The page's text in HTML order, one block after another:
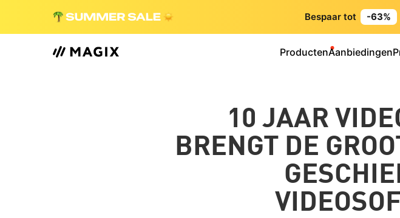
Bespaar tot -63%
ProductenAanbiedingen
10 JAAR
BRENGT DE